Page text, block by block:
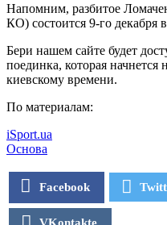
Напомним, разбитое
КО) состоится 9-го декабря
Бери нашем сайте будет
поединка, которая начнется
киевскому времени.
По материалам:
iSport.ua
Основа
Facebook
VKontakte